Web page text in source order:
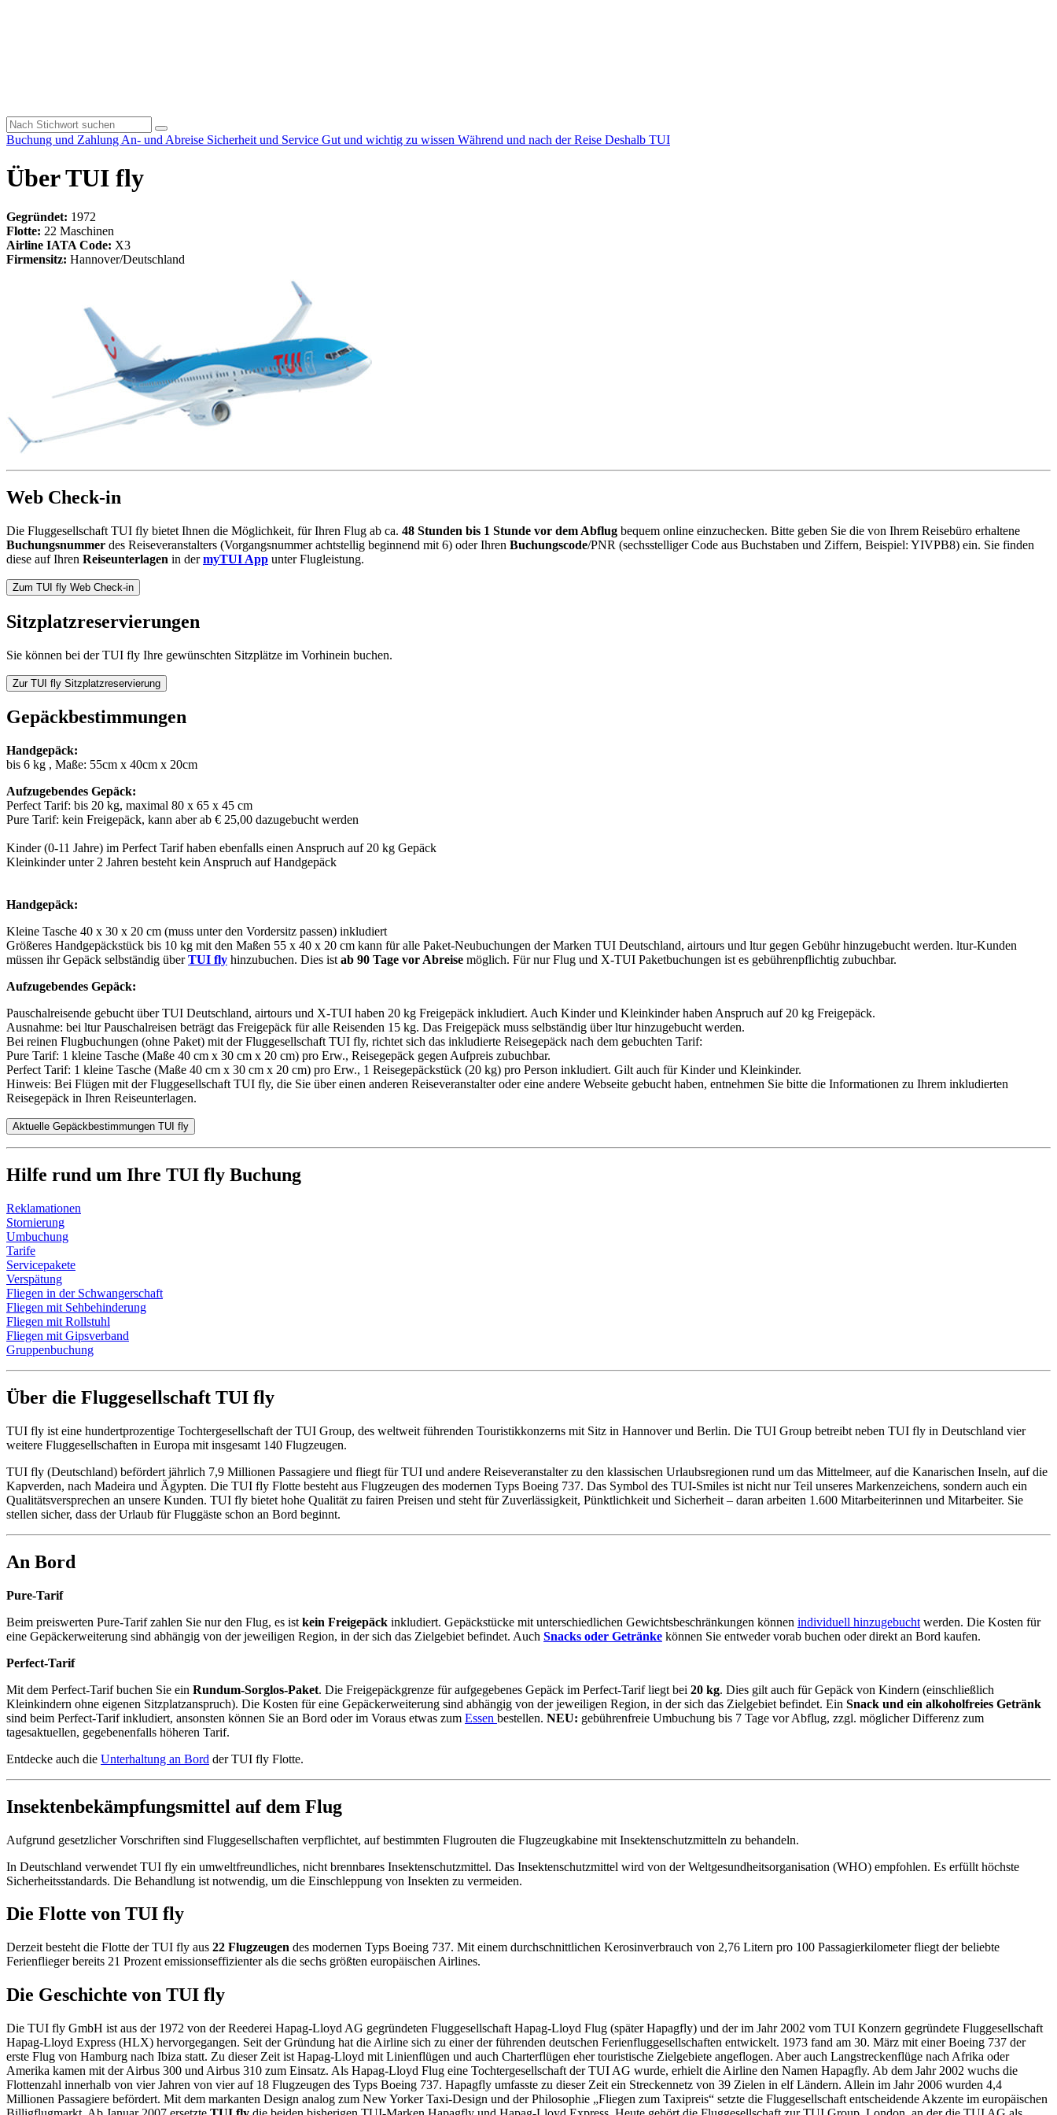
Buchung und Zahlung An- und Abreise Sicherheit und Service Gut und wichtig zu wissen Während und nach der Reise Deshalb TUI
Über TUI fly
Gegründet: 1972
Flotte: 22 Maschinen
Airline IATA Code: X3
Firmensitz: Hannover/Deutschland
Web Check-in
Die Fluggesellschaft TUI fly bietet Ihnen die Möglichkeit, für Ihren Flug ab ca. 48 Stunden bis 1 Stunde vor dem Abflug bequem online einzuchecken. Bitte geben Sie die von Ihrem Reisebüro erhaltene
Buchungsnummer des Reiseveranstalters (Vorgangsnummer achtstellig beginnend mit 6) oder Ihren Buchungscode/PNR (sechsstelliger Code aus Buchstaben und Ziffern, Beispiel: YIVPB8) ein. Sie finden
diese auf Ihren Reiseunterlagen in dermyTUI App unter Flugleistung.
Zum TUI fly Web Check-in
Sitzplatzreservierungen
Sie können bei der TUI fly Ihre gewünschten Sitzplätze im Vorhinein buchen.
Zur TUI fly Sitzplatzreservierung
Gepäckbestimmungen
Handgepäck:
bis 6 kg , Maße: 55cm x 40cm x 20cm
Aufzugebendes Gepäck:
Perfect Tarif: bis 20 kg, maximal 80 x 65 x 45 cm
Pure Tarif: kein Freigepäck, kann aber ab € 25,00 dazugebucht werden
Kinder (0-11 Jahre) im Perfect Tarif haben ebenfalls einen Anspruch auf 20 kg Gepäck
Kleinkinder unter 2 Jahren besteht kein Anspruch auf Handgepäck
Handgepäck:
Kleine Tasche 40 x 30 x 20 cm (muss unter den Vordersitz passen) inkludiert
Größeres Handgepäckstück bis 10 kg mit den Maßen 55 x 40 x 20 cm kann für alle Paket-Neubuchungen der Marken TUI Deutschland, airtours und ltur gegen Gebühr hinzugebucht werden. ltur-Kunden
müssen ihr Gepäck selbständig überTUI fly hinzubuchen. Dies ist ab 90 Tage vor Abreise möglich. Für nur Flug und X-TUI Paketbuchungen ist es gebührenpflichtig zubuchbar.
Aufzugebendes Gepäck:
Pauschalreisende gebucht über TUI Deutschland, airtours und X-TUI haben 20 kg Freigepäck inkludiert. Auch Kinder und Kleinkinder haben Anspruch auf 20 kg Freigepäck.
Ausnahme: bei ltur Pauschalreisen beträgt das Freigepäck für alle Reisenden 15 kg. Das Freigepäck muss selbständig über ltur hinzugebucht werden.
Bei reinen Flugbuchungen (ohne Paket) mit der Fluggesellschaft TUI fly, richtet sich das inkludierte Reisegepäck nach dem gebuchten Tarif:
Pure Tarif: 1 kleine Tasche (Maße 40 cm x 30 cm x 20 cm) pro Erw., Reisegepäck gegen Aufpreis zubuchbar.
Perfect Tarif: 1 kleine Tasche (Maße 40 cm x 30 cm x 20 cm) pro Erw., 1 Reisegepäckstück (20 kg) pro Person inkludiert. Gilt auch für Kinder und Kleinkinder.
Hinweis: Bei Flügen mit der Fluggesellschaft TUI fly, die Sie über einen anderen Reiseveranstalter oder eine andere Webseite gebucht haben, entnehmen Sie bitte die Informationen zu Ihrem inkludierten
Reisegepäck in Ihren Reiseunterlagen.
Aktuelle Gepäckbestimmungen TUI fly
Hilfe rund um Ihre TUI fly Buchung
Reklamationen
Stornierung
Umbuchung
Tarife
Servicepakete
Verspätung
Fliegen in der Schwangerschaft
Fliegen mit Sehbehinderung
Fliegen mit Rollstuhl
Fliegen mit Gipsverband
Gruppenbuchung
Über die Fluggesellschaft TUI fly
TUI fly ist eine hundertprozentige Tochtergesellschaft der TUI Group, des weltweit führenden Touristikkonzerns mit Sitz in Hannover und Berlin. Die TUI Group betreibt neben TUI fly in Deutschland vier
weitere Fluggesellschaften in Europa mit insgesamt 140 Flugzeugen.
TUI fly (Deutschland) befördert jährlich 7,9 Millionen Passagiere und fliegt für TUI und andere Reiseveranstalter zu den klassischen Urlaubsregionen rund um das Mittelmeer, auf die Kanarischen Inseln, auf die
Kapverden, nach Madeira und Ägypten. Die TUI fly Flotte besteht aus Flugzeugen des modernen Typs Boeing 737. Das Symbol des TUI-Smiles ist nicht nur Teil unseres Markenzeichens, sondern auch ein
Qualitätsversprechen an unsere Kunden. TUI fly bietet hohe Qualität zu fairen Preisen und steht für Zuverlässigkeit, Pünktlichkeit und Sicherheit – daran arbeiten 1.600 Mitarbeiterinnen und Mitarbeiter. Sie
stellen sicher, dass der Urlaub für Fluggäste schon an Bord beginnt.
An Bord
Pure-Tarif
Beim preiswerten Pure-Tarif zahlen Sie nur den Flug, es ist kein Freigepäck inkludiert. Gepäckstücke mit unterschiedlichen Gewichtsbeschränkungen können individuell hinzugebucht werden. Die Kosten für
eine Gepäckerweiterung sind abhängig von der jeweiligen Region, in der sich das Zielgebiet befindet. Auch Snacks oder Getränke können Sie entweder vorab buchen oder direkt an Bord kaufen.
Perfect-Tarif
Mit dem Perfect-Tarif buchen Sie ein Rundum-Sorglos-Paket. Die Freigepäckgrenze für aufgegebenes Gepäck im Perfect-Tarif liegt bei 20 kg. Dies gilt auch für Gepäck von Kindern (einschließlich
Kleinkindern ohne eigenen Sitzplatzanspruch). Die Kosten für eine Gepäckerweiterung sind abhängig von der jeweiligen Region, in der sich das Zielgebiet befindet. Ein Snack und ein alkoholfreies Getränk
sind beim Perfect-Tarif inkludiert, ansonsten können Sie an Bord oder im Voraus etwas zum Essen bestellen. NEU: gebührenfreie Umbuchung bis 7 Tage vor Abflug, zzgl. möglicher Differenz zum
tagesaktuellen, gegebenenfalls höheren Tarif.
Entdecke auch die Unterhaltung an Bord der TUI fly Flotte.
Insektenbekämpfungsmittel auf dem Flug
Aufgrund gesetzlicher Vorschriften sind Fluggesellschaften verpflichtet, auf bestimmten Flugrouten die Flugzeugkabine mit Insektenschutzmitteln zu behandeln.
In Deutschland verwendet TUI fly ein umweltfreundliches, nicht brennbares Insektenschutzmittel. Das Insektenschutzmittel wird von der Weltgesundheitsorganisation (WHO) empfohlen. Es erfüllt höchste
Sicherheitsstandards. Die Behandlung ist notwendig, um die Einschleppung von Insekten zu vermeiden.
Die Flotte von TUI fly
Derzeit besteht die Flotte der TUI fly aus 22 Flugzeugen des modernen Typs Boeing 737. Mit einem durchschnittlichen Kerosinverbrauch von 2,76 Litern pro 100 Passagierkilometer fliegt der beliebte
Ferienflieger bereits 21 Prozent emissionseffizienter als die sechs größten europäischen Airlines.
Die Geschichte von TUI fly
Die TUI fly GmbH ist aus der 1972 von der Reederei Hapag-Lloyd AG gegründeten Fluggesellschaft Hapag-Lloyd Flug (später Hapagfly) und der im Jahr 2002 vom TUI Konzern gegründete Fluggesellschaft
Hapag-Lloyd Express (HLX) hervorgegangen. Seit der Gründung hat die Airline sich zu einer der führenden deutschen Ferienfluggesellschaften entwickelt. 1973 fand am 30. März mit einer Boeing 737 der
erste Flug von Hamburg nach Ibiza statt. Zu dieser Zeit ist Hapag-Lloyd mit Linienflügen und auch Charterflügen eher touristische Zielgebiete angeflogen. Aber auch Langstreckenflüge nach Afrika oder
Amerika kamen mit der Airbus 300 und Airbus 310 zum Einsatz. Als Hapag-Lloyd Flug eine Tochtergesellschaft der TUI AG wurde, erhielt die Airline den Namen Hapagfly. Ab dem Jahr 2002 wuchs die
Flottenzahl innerhalb von vier Jahren von vier auf 18 Flugzeugen des Typs Boeing 737. Hapagfly umfasste zu dieser Zeit ein Streckennetz von 39 Zielen in elf Ländern. Allein im Jahr 2006 wurden 4,4
Millionen Passagiere befördert. Mit dem markanten Design analog zum New Yorker Taxi-Design und der Philosophie „Fliegen zum Taxipreis“ setzte die Fluggesellschaft entscheidende Akzente im europäischen